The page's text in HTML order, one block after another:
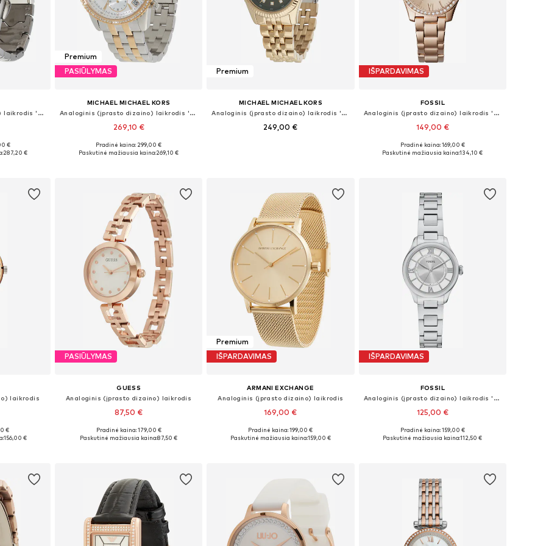
Analoginis (įprasto dizaino) laikrodis 'Mercurial'
€
287,20 €
Premium
PASIŪLYMAS
MICHAEL MICHAEL KORS
Analoginis (įprasto dizaino) laikrodis 'RITZ'
269,10 €
Galimi dydžiai: One Size
Pradinė kaina: 299,00 €
Paskutinė mažiausia kaina:269,10 €
Premium
MICHAEL MICHAEL KORS
Analoginis (įprasto dizaino) laikrodis 'LEXINGTON'
249,00 €
IŠPARDAVIMAS
FOSSIL
Analoginis (įprasto dizaino) laikrodis 'Scarlette'
149,00 €
Galimi dydžiai: One Size
Pradinė kaina: 169,00 €
Paskutinė mažiausia kaina:134,10 €
laikrodis
€
156,00 €
PASIŪLYMAS
GUESS
Analoginis (įprasto dizaino) laikrodis
87,50 €
Galimi dydžiai: One Size
Pradinė kaina: 179,00 €
Paskutinė mažiausia kaina:87,50 €
Premium
IŠPARDAVIMAS
ARMANI EXCHANGE
Analoginis (įprasto dizaino) laikrodis
169,00 €
Galimi dydžiai: One Size
Pradinė kaina: 199,00 €
Paskutinė mažiausia kaina:159,00 €
IŠPARDAVIMAS
FOSSIL
Analoginis (įprasto dizaino) laikrodis 'GILMORE'
125,00 €
Galimi dydžiai: One Size
Pradinė kaina: 159,00 €
Paskutinė mažiausia kaina:112,50 €